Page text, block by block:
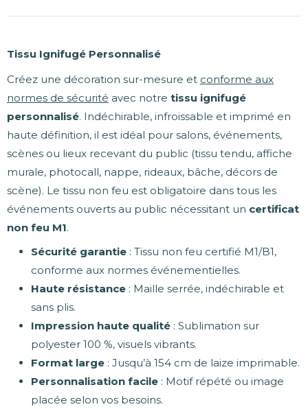
Tissu Ignifugé Personnalisé
Créez une décoration sur-mesure et conforme aux
normes de sécurité avec notre tissu ignifugé
personnalisé. Indéchirable, infroissable et imprimé en
haute définition, il est idéal pour salons, événements,
scènes ou lieux recevant du public (tissu tendu, affiche
murale, photocall, nappe, rideaux, bâche, décors de
scène). Le tissu non feu est obligatoire dans tous les
événements ouverts au public nécessitant un certificat
non feu M1.
Sécurité garantie : Tissu non feu certifié M1/B1,
conforme aux normes événementielles.
Haute résistance : Maille serrée, indéchirable et
sans plis.
Impression haute qualité : Sublimation sur
polyester 100 %, visuels vibrants.
Format large : Jusqu’à 154 cm de laize imprimable.
Personnalisation facile : Motif répété ou image
placée selon vos besoins.